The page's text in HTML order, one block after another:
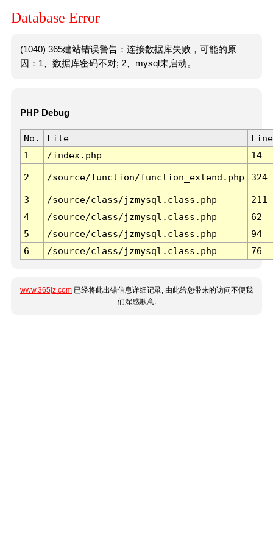
Database Error
(1040) 365建站错误警告：连接数据库失败，可能的原
因：1、数据库密码不对; 2、mysql未启动。
PHP Debug
No. File
Line
1
/index.php 14
2 /source/function/function_extend.php 324
3 /source/class/jzmysql.class.php
211
4
/source/class/jzmysql.class.php
62
5
/source/class/jzmysql.class.php
94
6
/source/class/jzmysql.class.php 76
www.365jz.com 已经将此出错信息详细记录, 由此给您带来的访问不便我
们深感歉意.